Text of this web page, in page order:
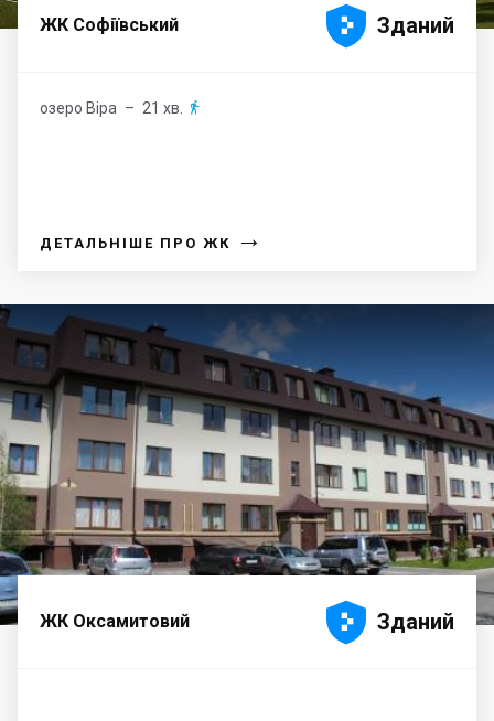
ЖК Софіївський 



 Зданий
озеро Віра – 21 хв. 
ДЕТАЛЬНІШЕ ПРО ЖК →
ЖК Оксамитовий 



 Зданий